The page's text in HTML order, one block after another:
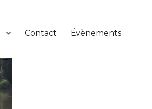
Contact Évènements